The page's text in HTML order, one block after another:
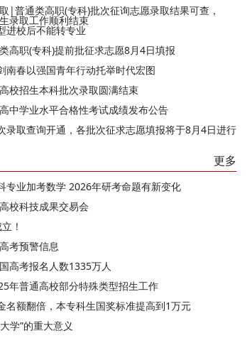
|普通类高职(专科)批次征询志愿录取结果可查，
录取工作顺利结束
进校后不能转专业
高职(专科)提前批征求志愿8月4日填报
南春以强国青年行动托举时代宏图
校招生本科批次录取圆满结束
中学业水平合格性考试成绩发布公告
录取查询开通，各批次征求志愿填报将于8月4日进行
更多
专业加考数学 2026年研考命题有新变化
校科技成果交易会
！
考预警信息
高考报名人数1335万人
年普通高校部分特殊类型招生工作
名额翻倍，本专科生国奖标准提高到1万元
学”的重大意义